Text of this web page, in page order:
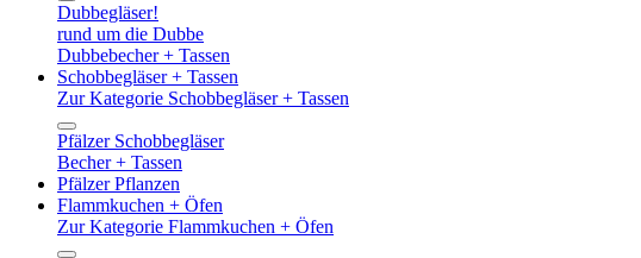
Dubbegläser!
rund um die Dubbe
Dubbebecher + Tassen
Schobbegläser + Tassen
Zur Kategorie Schobbegläser + Tassen
Pfälzer Schobbegläser
Becher + Tassen
Pfälzer Pflanzen
Flammkuchen + Öfen
Zur Kategorie Flammkuchen + Öfen